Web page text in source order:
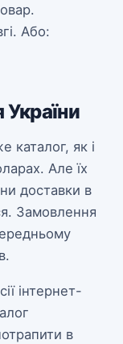
Або:
України
каталог, як і
Але їх
доставки в
Замовлення
інтернет-
в